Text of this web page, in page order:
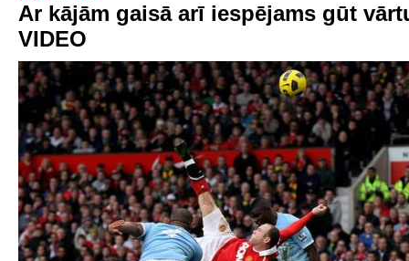
Ar kājām gaisā arī iespējams gūt
VIDEO